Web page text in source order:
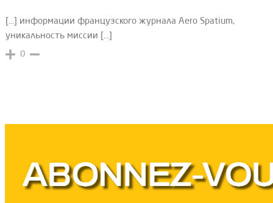
[…] информации французского журнала Aero Spatium,
уникальность миссии […]
0